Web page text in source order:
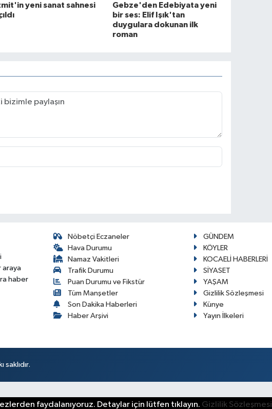
yeni sanat sahnesi
Gebze'den Edebiyata yeni
bir ses: Elif Işık'tan
duygulara dokunan ilk
roman
araya
haber
Nöbetçi Eczaneler
Hava Durumu
Namaz Vakitleri
Trafik Durumu
Puan Durumu ve Fikstür
Tüm Manşetler
Son Dakika Haberleri
Haber Arşivi
GÜNDEM
KÖYLER
KOCAELİ HABERLERİ
SİYASET
YAŞAM
Gizlilik Sözleşmesi
Künye
Yayın İlkeleri
faydalanıyoruz. Detaylar için lütfen tıklayın. Gizlilik Sözleşmesi